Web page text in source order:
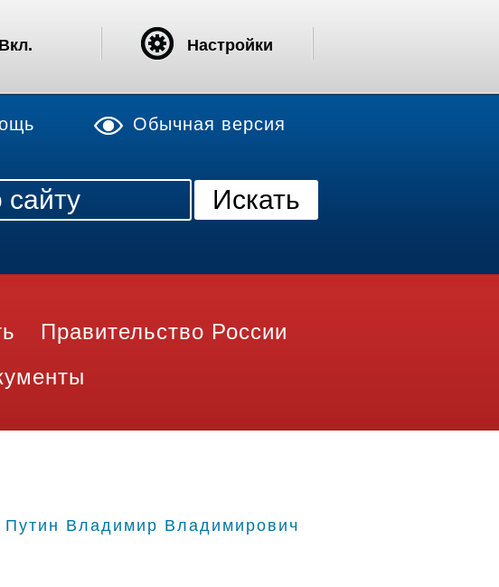
Обычная версия
Правительство России
Путин Владимир Владимирович
Вкл. Настройки